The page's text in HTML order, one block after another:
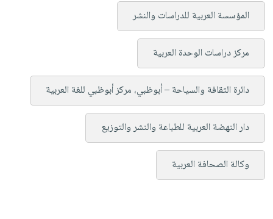
المؤسسة العربية للدراسات والنشر
مركز دراسات الوحدة العربية
دائرة الثقافة والسياحة – أبوظبي، مركز أبوظبي للغة العربية
دار النهضة العربية للطباعة والنشر والتوزيع
وكالة الصحافة العربية